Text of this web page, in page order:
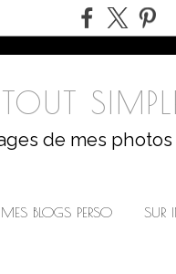
de mes
MES BLOGS PERSO SUR